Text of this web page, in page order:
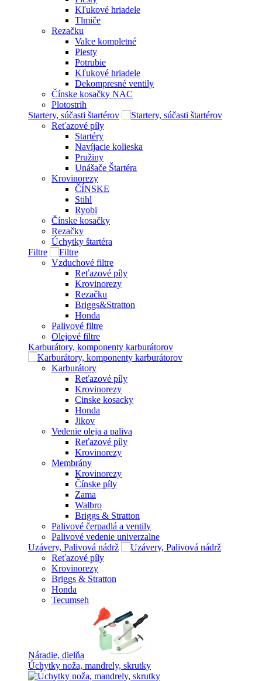
Kľukové hriadele
Tlmiče
Rezačku
Valce kompletné
Piesty
Potrubie
Kľukové hriadele
Dekompresné ventily
Čínske kosačky NAC
Plotostrih
Startery, súčasti štartérov
Reťazové píly
Startéry
Navíjacie kolieska
Pružiny
Unášače Štartéra
Krovinorezy
ČÍNSKE
Stihl
Ryobi
Čínske kosačky
Rezačky
Úchytky štartéra
Filtre
Vzduchové filtre
Reťazové píly
Krovinorezy
Rezačku
Briggs&Stratton
Honda
Palivové filtre
Olejové filtre
Karburátory, komponenty karburátorov
Karburátory
Reťazové píly
Krovinorezy
Cinske kosacky
Honda
Jikov
Vedenie oleja a paliva
Reťazové píly
Krovinorezy
Membrány
Krovinorezy
Čínske píly
Zama
Walbro
Briggs & Stratton
Palivové čerpadlá a ventily
Palivové vedenie univerzalne
Uzávery, Palivová nádrž
Reťazové píly
Krovinorezy
Briggs & Stratton
Honda
Tecumseh
Náradie, dielňa
Úchytky noža, mandrely, skrutky